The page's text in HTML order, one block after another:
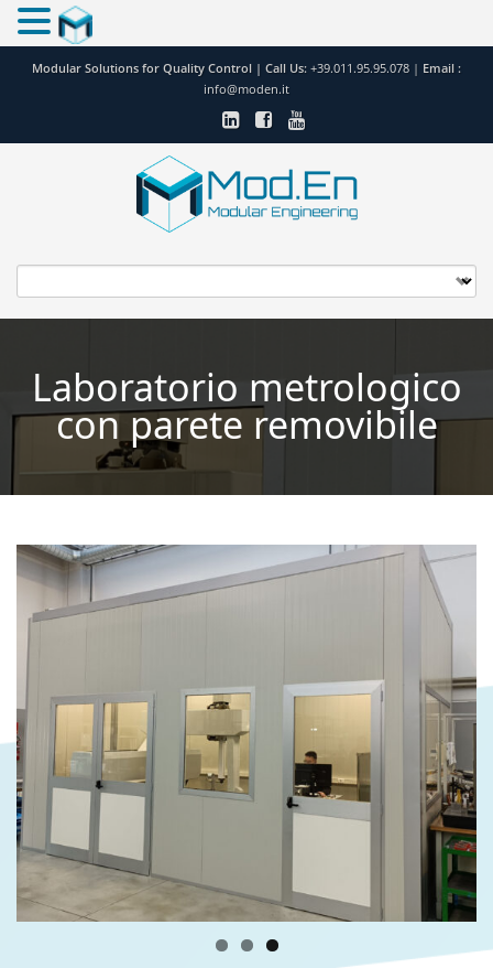
Modular Solutions for Quality Control | Call Us: +39.011.95.95.078 | Email :
info@moden.it
Laboratorio metrologico
con parete removibile